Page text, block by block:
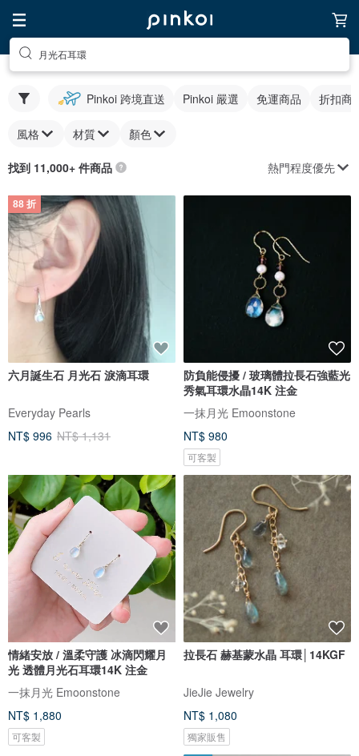
月光石耳環
Pinkoi 跨境直送 Pinkoi 嚴選 免運商品 折扣商
風格 材質 顏色
找到 11,000+ 件商品 熱門程度優先
88 折
六月誕生石 月光石 淚滴耳環
Everyday Pearls
NT$ 996 NT$ 1,131
防負能侵擾 / 玻璃體拉長石強藍光
秀氣耳環水晶14K 注金
一抹月光 Emoonstone
NT$ 980
可客製
情緒安放 / 溫柔守護 冰滴閃耀月
光 透體月光石耳環14K 注金
一抹月光 Emoonstone
NT$ 1,880
可客製
拉長石 赫基蒙水晶 耳環│14KGF
JieJie Jewelry
NT$ 1,080
獨家販售